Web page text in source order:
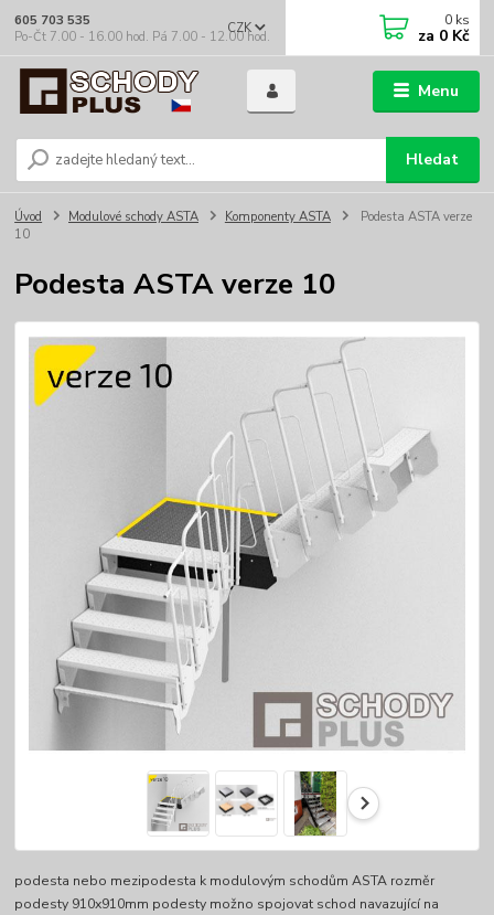
Menu
CZK
Hledat
605 703 535
Po-Čt 7.00 - 16.00 hod. Pá 7.00 - 12.00 hod.
0 ks
za 0 Kč
Úvod Modulové schody ASTA Komponenty ASTA
Podesta ASTA verze
10
Podesta ASTA verze 10
podesta nebo mezipodesta k modulovým schodům ASTA rozměr
podesty 910x910mm podesty možno spojovat schod navazující na